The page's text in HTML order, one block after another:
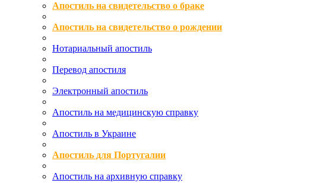
Апостиль на свидетельство о браке
Апостиль на свидетельство о рождении
Нотариальный апостиль
Перевод апостиля
Электронный апостиль
Апостиль на медицинскую справку
Апостиль в Украине
Апостиль для Португалии
Апостиль на архивную справку